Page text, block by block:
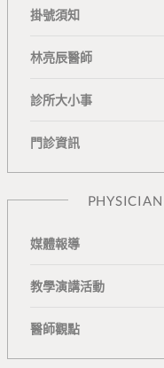
e
b
k
n
掛號須知
林亮辰醫師
診所大小事
門診資訊
媒體報導
教學演講活動
醫師觀點